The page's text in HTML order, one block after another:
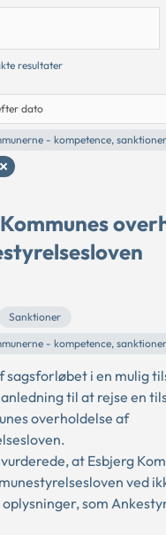
resultater
- kompetence,
Sanktioner
- kompetence,
sagsforløbet i en mulig
til at rejse en
overholdelse af
at Esbjerg
ved
som